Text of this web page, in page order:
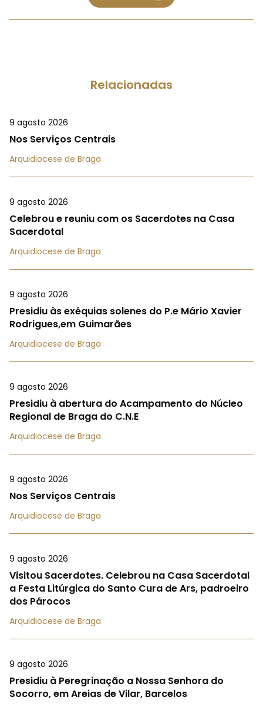
Relacionadas
9 agosto 2026
Nos Serviços Centrais
Arquidiocese de Braga
9 agosto 2026
Celebrou e reuniu com os Sacerdotes na Casa
Sacerdotal
Arquidiocese de Braga
9 agosto 2026
Presidiu às exéquias solenes do P.e Mário Xavier
Rodrigues,em Guimarães
Arquidiocese de Braga
9 agosto 2026
Presidiu à abertura do Acampamento do Núcleo
Regional de Braga do C.N.E
Arquidiocese de Braga
9 agosto 2026
Nos Serviços Centrais
Arquidiocese de Braga
9 agosto 2026
Visitou Sacerdotes. Celebrou na Casa Sacerdotal
a Festa Litúrgica do Santo Cura de Ars, padroeiro
dos Párocos
Arquidiocese de Braga
9 agosto 2026
Presidiu à Peregrinação a Nossa Senhora do
Socorro, em Areias de Vilar, Barcelos